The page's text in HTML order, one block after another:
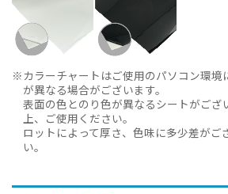
カラーチャートはご使用のパソコン環境
が異なる場合がございます。
表面の色とのり色が異なるシートがござ
上、ご使用ください。
ロットによって厚さ、色味に多少差がご
い。